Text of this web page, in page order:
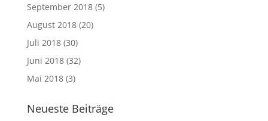
September 2018(5)
August 2018(20)
Juli 2018(30)
Juni 2018(32)
Mai 2018(3)
Neueste Beiträge